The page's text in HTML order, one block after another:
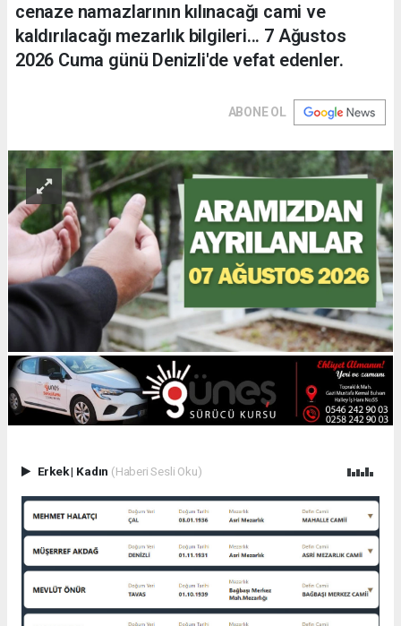
cenaze namazlarının kılınacağı cami ve
kaldırılacağı mezarlık bilgileri... 7 Ağustos
2026 Cuma günü Denizli'de vefat edenler.
ABONE OL
Erkek| Kadın (Haberi Sesli Oku)